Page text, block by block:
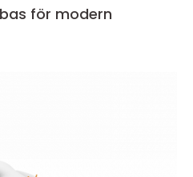
för modern